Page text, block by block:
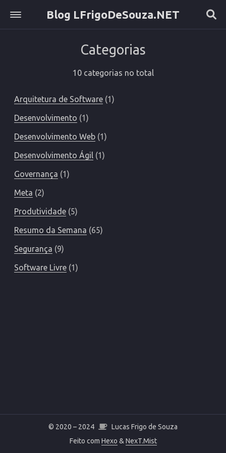
Blog LFrigoDeSouza.NET
Arquivo
Categorias
10 categorias no total
Arquitetura de Software 1
Desenvolvimento 1
Desenvolvimento Web 1
Desenvolvimento Ágil 1
Governança 1
Meta 2
Produtividade 5
Resumo da Semana 65
Segurança 9
Software Livre 1
© 2020 – 2024
Lucas Frigo de Souza
Feito com Hexo & NexT.Mist